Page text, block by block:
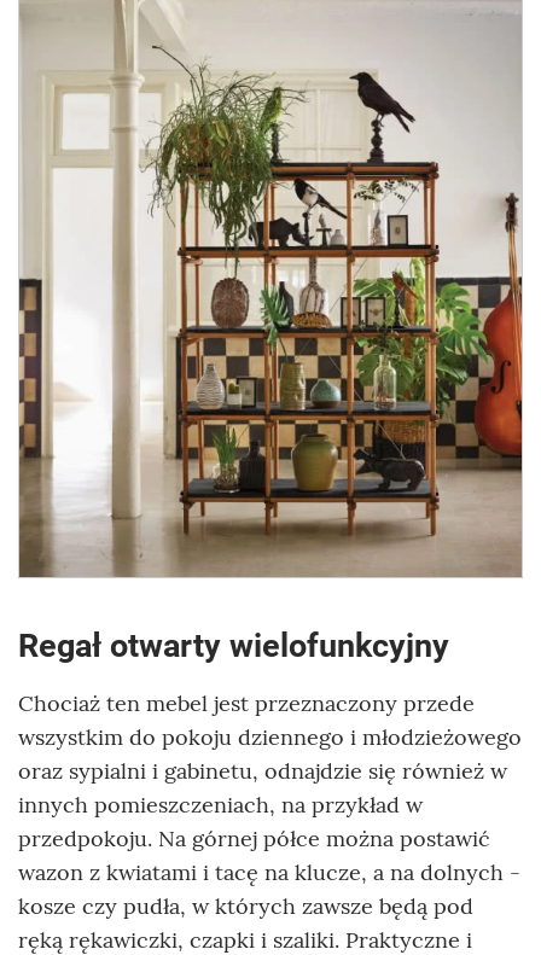
Regał otwarty wielofunkcyjny
Chociaż ten mebel jest przeznaczony przede
wszystkim do pokoju dziennego i młodzieżowego
oraz sypialni i gabinetu, odnajdzie się również w
innych pomieszczeniach, na przykład w
przedpokoju. Na górnej półce można postawić
wazon z kwiatami i tacę na klucze, a na dolnych -
kosze czy pudła, w których zawsze będą pod
ręką rękawiczki, czapki i szaliki. Praktyczne i